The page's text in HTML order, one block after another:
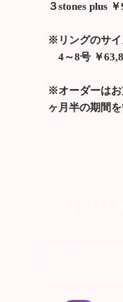
３stones plus
※リングのサイ
4～8号 ￥
※オーダーはお
ヶ月半の期間